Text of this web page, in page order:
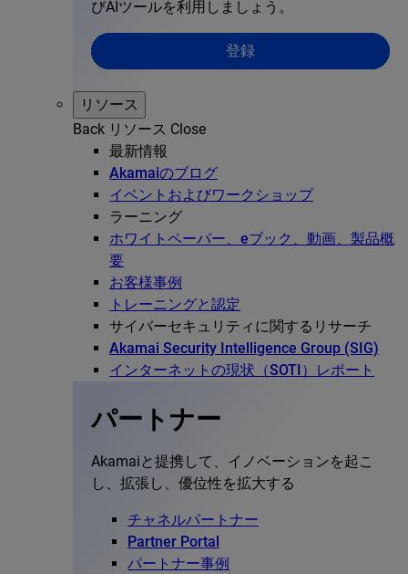
びAIツールを利用しましょう。
登録
リソース
Back リソース Close
最新情報
Akamaiのブログ
イベントおよびワークショップ
ラーニング
ホワイトペーパー、eブック、動画、製品概
要
お客様事例
トレーニングと認定
サイバーセキュリティに関するリサーチ
Akamai Security Intelligence Group (SIG)
インターネットの現状（SOTI）レポート
パートナー
Akamaiと提携して、イノベーションを起こ
し、拡張し、優位性を拡大する
チャネルパートナー
Partner Portal
パートナー事例